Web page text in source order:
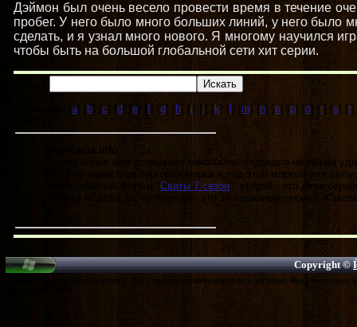
Дэймон был очень весело провести время в течение
пробег. У него было много больших линий, у него было
сделать, и я узнал много нового. Я многому научился
чтобы быть на большой глобальной сети хит серии.
a] [ b c d e f ] [g h ] [i] [ j ] [ k] [ ] [ m] [ n ] [o ] [p] [ q ] [r] [s] [t]
yourdacia.info
После более чем успешного начала последовало не менее
это уже известная торговая марка и под этой маркой уже
односерийный фильм " Сваты 7 сезон ", второй - это двух
сериал «Сваты 3», четвертый - это 16-серийный сериал
Copyright ©
Дэймон Сальваторе обои и картинки, Йен Сомерхолдер биография и фильмография, Йен